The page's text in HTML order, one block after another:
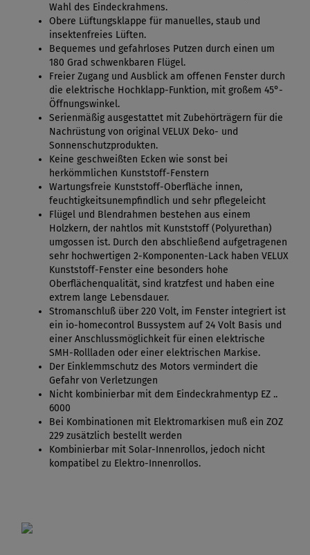
Wahl des Eindeckrahmens.
Obere Lüftungsklappe für manuelles, staub und
insektenfreies Lüften.
Bequemes und gefahrloses Putzen durch einen um
180 Grad schwenkbaren Flügel.
Freier Zugang und Ausblick am offenen Fenster durch
die elektrische Hochklapp-Funktion, mit großem 45°-
Öffnungswinkel.
Serienmäßig ausgestattet mit Zubehörträgern für die
Nachrüstung von original VELUX Deko- und
Sonnenschutzprodukten.
Keine geschweißten Ecken wie sonst bei
herkömmlichen Kunststoff-Fenstern
Wartungsfreie Kunststoff-Oberfläche innen,
feuchtigkeitsunempfindlich und sehr pflegeleicht
Flügel und Blendrahmen bestehen aus einem
Holzkern, der nahtlos mit Kunststoff (Polyurethan)
umgossen ist. Durch den abschließend aufgetragenen
sehr hochwertigen 2-Komponenten-Lack haben VELUX
Kunststoff-Fenster eine besonders hohe
Oberflächenqualität, sind kratzfest und haben eine
extrem lange Lebensdauer.
Stromanschluß über 220 Volt, im Fenster integriert ist
ein io-homecontrol Bussystem auf 24 Volt Basis und
einer Anschlussmöglichkeit für einen elektrische
SMH-Rollladen oder einer elektrischen Markise.
Der Einklemmschutz des Motors vermindert die
Gefahr von Verletzungen
Nicht kombinierbar mit dem Eindeckrahmentyp EZ ..
6000
Bei Kombinationen mit Elektromarkisen muß ein ZOZ
229 zusätzlich bestellt werden
Kombinierbar mit Solar-Innenrollos, jedoch nicht
kompatibel zu Elektro-Innenrollos.